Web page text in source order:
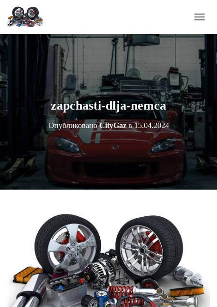
Е
Е
К
Л
Ч
И
Т
Ь
И
Г
И
zapchasti-dlja-nemca
ОпубликованоCityGazв15.04.2024